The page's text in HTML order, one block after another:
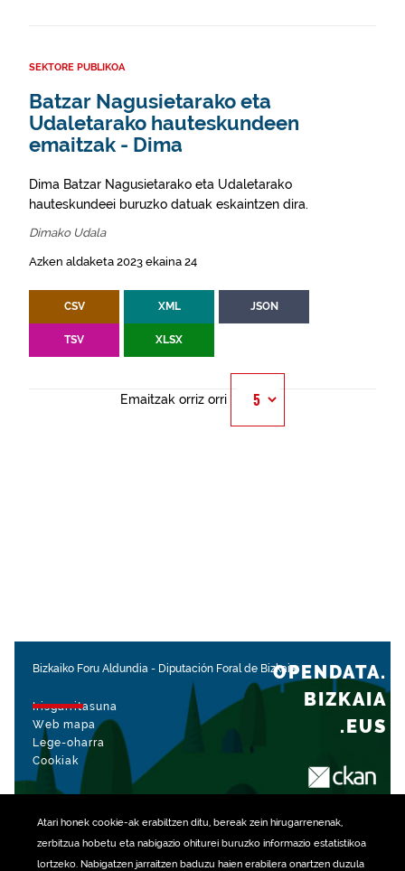
Atari honek cookie-ak erabiltzen ditu, bereak zein hirugarrenenak,
zerbitzua hobetu eta nabigazio ohiturei buruzko informazio estatistikoa
lortzeko. Nabigatzen jarraitzen baduzu haien erabilera onartzen duzula
SEKTORE PUBLIKOA
Batzar Nagusietarako eta
Udaletarako hauteskundeen
emaitzak - Dima
Dima Batzar Nagusietarako eta Udaletarako
hauteskundeei buruzko datuak eskaintzen dira.
Dimako Udala
Azken aldaketa 2023 ekaina 24
CSV XML JSON
TSV XLSX
Emaitzak orriz orri
Bizkaiko Foru Aldundia - Diputación Foral de Bizkaia
Irisgarritasuna
Web mapa
Lege-oharra
Cookiak
OPENDATA.
BIZKAIA
.EUS